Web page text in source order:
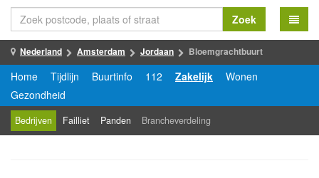
Zoek
Nederland Amsterdam Jordaan Bloemgrachtbuurt
Home Tijdlijn Buurtinfo 112 Zakelijk
Wonen
Gezondheid
Bedrijven Failliet Panden Brancheverdeling